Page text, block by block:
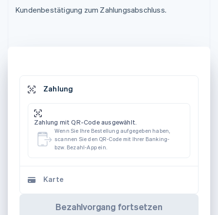
Kundenbestätigung zum Zahlungsabschluss.
Zahlung
Zahlung mit QR-Code ausgewählt.
Wenn Sie Ihre Bestellung aufgegeben haben,
scannen Sie den QR-Code mit Ihrer Banking-
bzw. Bezahl-App ein.
Karte
Bezahlvorgang fortsetzen